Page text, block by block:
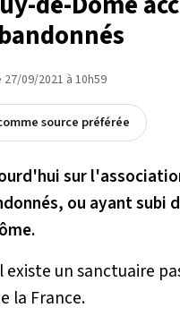
09/2021 à 10h59
source préférée
sur
ou ayant
existe un sanctuaire
la France.